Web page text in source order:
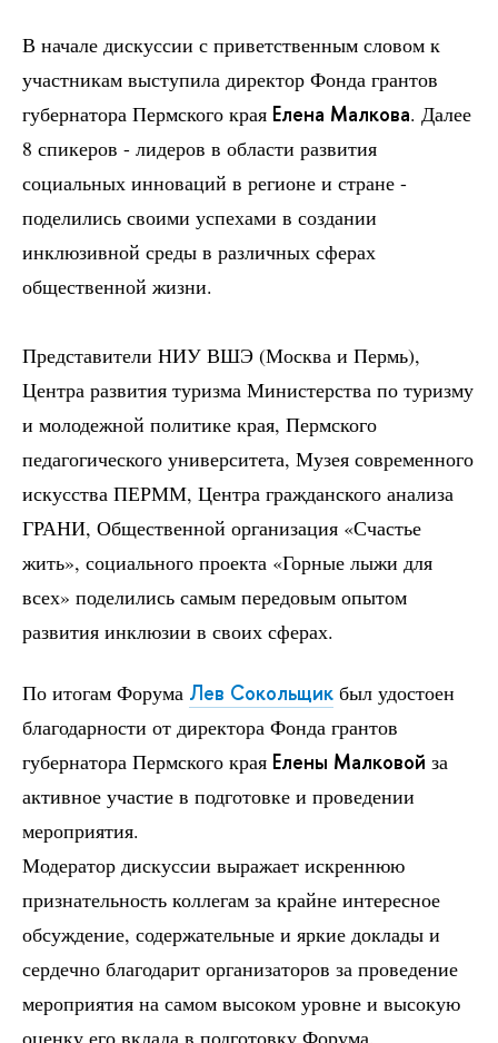
В начале дискуссии с приветственным словом к
участникам выступила директор Фонда грантов
губернатора Пермского края Елена Малкова. Далее
8 спикеров - лидеров в области развития
социальных инноваций в регионе и стране -
поделились своими успехами в создании
инклюзивной среды в различных сферах
общественной жизни.
Представители НИУ ВШЭ (Москва и Пермь),
Центра развития туризма Министерства по туризму
и молодежной политике края, Пермского
педагогического университета, Музея современного
искусства ПЕРММ, Центра гражданского анализа
ГРАНИ, Общественной организация «Счастье
жить», социального проекта «Горные лыжи для
всех» поделились самым передовым опытом
развития инклюзии в своих сферах.
По итогам Форума Лев Сокольщик был удостоен
благодарности от директора Фонда грантов
губернатора Пермского края Елены Малковой за
активное участие в подготовке и проведении
мероприятия.
Модератор дискуссии выражает искреннюю
признательность коллегам за крайне интересное
обсуждение, содержательные и яркие доклады и
сердечно благодарит организаторов за проведение
мероприятия на самом высоком уровне и высокую
оценку его вклада в подготовку Форума.